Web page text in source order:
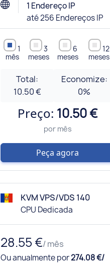
1 Endereço IP
até 256 Endereços IP
1
mês
3
meses
6
meses
12
meses
Total:
10.50 €
Economize:
0%
Preço: 10.50 €
por mês
Peça agora
KVM VPS/VDS 140
CPU Dedicada
28.55 €/ mês
Ou anualmente por274.08 €/